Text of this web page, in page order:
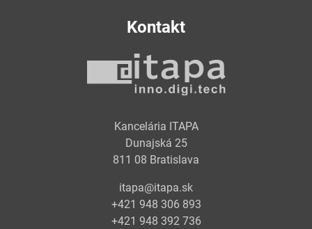
Kontakt
Kancelária ITAPA
Dunajská 25
811 08 Bratislava
itapa@itapa.sk
+421 948 306 893
+421 948 392 736